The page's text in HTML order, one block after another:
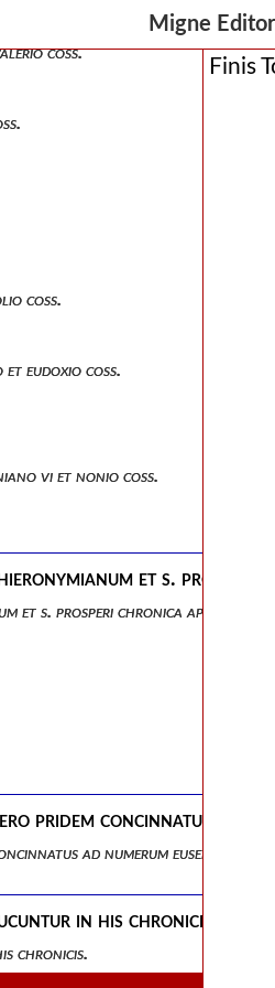
Migne
coss.
coss.
eudoxio coss.
vi et nonio coss.
et s. prosperi
et s. prosperi chronica apparatus,
pridem concinnatus ad
ad numerum
in his chronicis.
chronicis.
Finis